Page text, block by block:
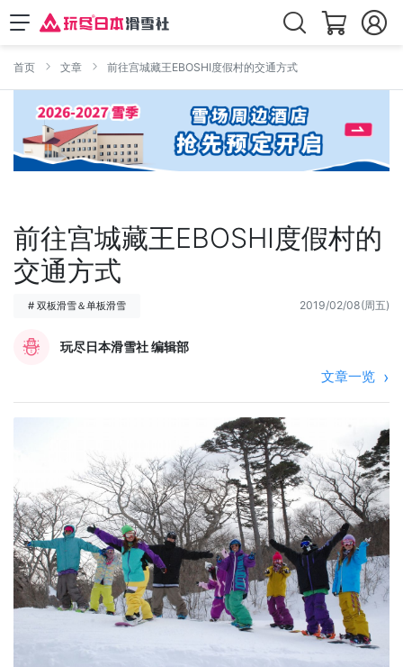
首页 文章 前往宫城藏王EBOSHI度假村的交通方式
前往宫城藏王EBOSHI度假村的
交通方式
# 双板滑雪＆单板滑雪 2019/02/08(周五)
玩尽日本滑雪社 编辑部
文章一览